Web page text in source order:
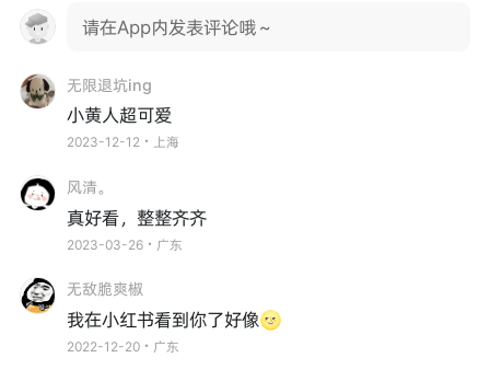
请在App内发表评论哦～
无限退坑ing
小黄人超可爱
2023-12-12・上海
风清。
真好看，整整齐齐
2023-03-26・广东
无敌脆爽椒
我在小红书看到你了好像🌝
2022-12-20・广东